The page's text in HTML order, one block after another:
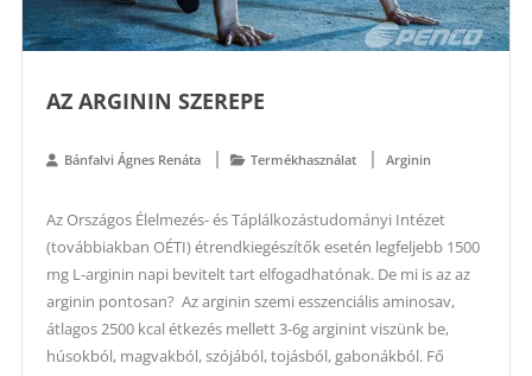
AZ ARGININ SZEREPE
Bánfalvi Ágnes Renáta Termékhasználat Arginin
Az Országos Élelmezés- és Táplálkozástudományi Intézet
(továbbiakban OÉTI) étrendkiegészítők esetén legfeljebb 1500
mg L-arginin napi bevitelt tart elfogadhatónak. De mi is az az
arginin pontosan? Az arginin szemi esszenciális aminosav,
átlagos 2500 kcal étkezés mellett 3-6g arginint viszünk be,
húsokból, magvakból, szójából, tojásból, gabonákból. Fő